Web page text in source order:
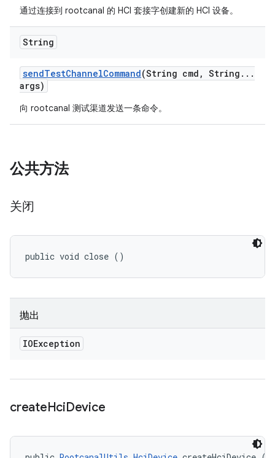
通过连接到 rootcanal 的 HCI 套接字创建新的 HCI 设备。
String
sendTestChannelCommand(String cmd , String . . .
args)
向 rootcanal 测试渠道发送一条命令。
公共方法
关闭
public void close ()
抛出
IOException
createHciDevice